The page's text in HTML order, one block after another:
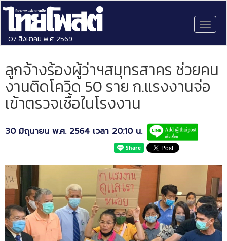
07 สิงหาคม พ.ศ. 2569
ลูกจ้างร้องผู้ว่าฯสมุทรสาคร ช่วยคน
งานติดโควิด 50 ราย ก.แรงงานจ่อ
เข้าตรวจเชื้อในโรงงาน
30 มิถุนายน พ.ศ. 2564 เวลา 20:10 น.